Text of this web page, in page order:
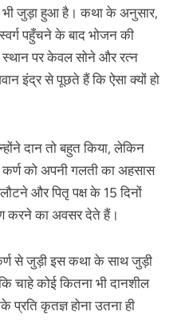
भी जुड़ा हुआ है। कथा के अनुसार,
स्वर्ग पहुँचने के बाद भोजन की
पर केवल सोने और रत्न
इंद्र से पूछते हैं कि ऐसा क्यों हो
दान तो बहुत किया, लेकिन
कर्ण को अपनी गलती का अहसास
और पितृ पक्ष के 15 दिनों
करने का अवसर देते हैं।
से जुड़ी इस कथा के साथ जुड़ी
चाहे कोई कितना भी दानशील
प्रति कृतज्ञ होना उतना ही